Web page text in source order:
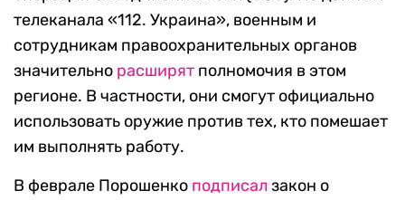
телеканала «112. Украина», военным и
сотрудникам правоохранительных органов
значительно расширят полномочия в этом
регионе. В частности, они смогут официально
использовать оружие против тех, кто помешает
им выполнять работу.
В феврале Порошенко подписал закон о